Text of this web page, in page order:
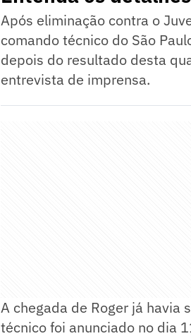
Após eliminação contra o
comando técnico do São
depois do resultado desta
entrevista de imprensa.
A chegada de Roger já havia
técnico foi anunciado no dia